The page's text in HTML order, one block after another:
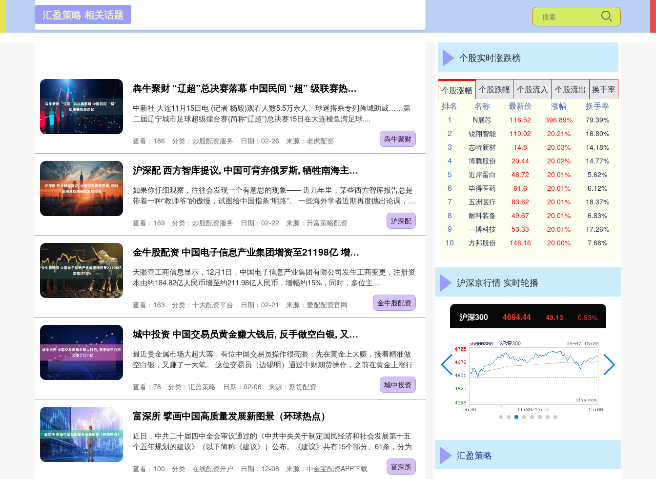
汇盈策略 相关话题
犇牛聚财 “辽超”总决赛落幕 中国民间 “超” 级联赛热潮迭起
中新社 大连11月15日电 (记者 杨毅)观看人数5.5万余人、球迷搭乘专列跨城助威……第
二届辽宁城市足球超级擂台赛(简称“辽超”)总决赛15日在大连梭鱼湾足球....
犇牛聚财
日期：02-26 来源：老虎配资
查看： 186 分类： 炒股配资服务
沪深配 西方智库提议, 中国可背弃俄罗斯, 牺牲南海主权来获取发展空间
如果你仔细观察，往往会发现一个有意思的现象—— 近几年里，某些西方智库报告总是
带着一种“教师爷”的傲慢，试图给中国指条“明路”。 一些海外学者近期再度抛出论调，....
沪深配
日期：02-22 来源：升富策略配资
查看： 169 分类： 炒股配资服务
金牛股配资 中国电子信息产业集团增资至21198亿 增幅约15%
天眼查工商信息显示，12月1日，中国电子信息产业集团有限公司发生工商变更，注册资
本由约184.82亿人民币增至约211.98亿人民币，增幅约15%，同时，多位主....
金牛股配资
日期：02-21 来源：爱配配资官网
查看： 163 分类： 十大配资平台
城中投资 中国交易员黄金赚大钱后, 反手做空白银, 又赚了几十亿
最近贵金属市场大起大落，有位中国交易员操作很亮眼：先在黄金上大赚，接着精准做
空白银，又赚了一大笔。 这位交易员（边锡明）通过中财期货操作，之前在黄金上涨行
城中投资
日期：02-06 来源：期货配资
查看： 78 分类： 汇盈策略
富深所 擘画中国高质量发展新图景（环球热点）
近日，中共二十届四中全会审议通过的《中共中央关于制定国民经济和社会发展第十五
个五年规划的建议》（以下简称《建议》）公布。《建议》共有15个部分、61条，分为
富深所
日期：12-08 来源：中金宝配资APP下载
查看： 100 分类： 在线配资开户
个股实时涨跌榜
个股涨幅 个股跌幅 个股流入 个股流出
换手率
排名
名称 最新价 涨幅
换手率
1
N展芯 116.52 396.89% 79.39%
2 锐翔智能 110.02 20.21% 16.80%
3 志特新材 14.8 20.03% 14.18%
4 博腾股份 20.44 20.02% 14.77%
5 近岸蛋白 46.72 20.01% 5.62%
6 毕得医药 61.6 20.01% 6.12%
7 五洲医疗 83.62 20.01% 18.37%
8 耐科装备 49.67 20.01% 6.83%
9 一博科技 53.33 20.01% 17.26%
10 方邦股份 146.16 20.00% 7.68%
沪深京行情 实时轮播
1.02% 深证成指 14311.01 200.89 1.42% 沪深300 4694.44 43.13 0.93% 北证50 1134.24 11.37 1.01%
汇盈策略